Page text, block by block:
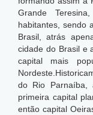
Grande
habitantes, sendo
Brasil, atrás
cidade do Brasil e
capital mais
Nordeste.
do Rio Parnaíba,
primeira capital
então capital